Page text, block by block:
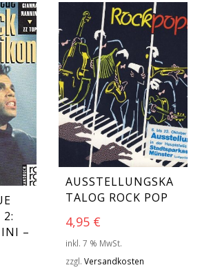
2:
–
AUSSTELLUNGSKA
TALOG ROCK POP
4,95 €
inkl. 7 % MwSt.
zzgl. Versandkosten